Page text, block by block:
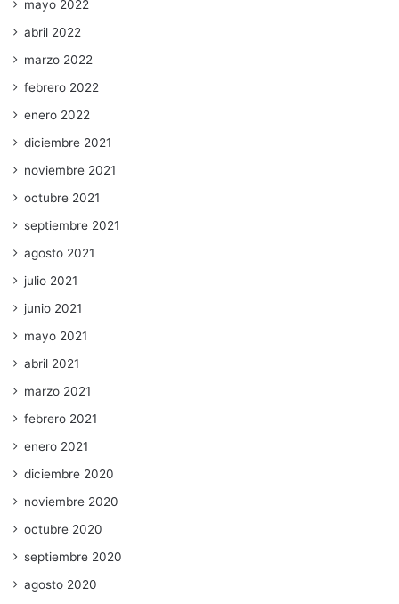
mayo 2022
abril 2022
marzo 2022
febrero 2022
enero 2022
diciembre 2021
noviembre 2021
octubre 2021
septiembre 2021
agosto 2021
julio 2021
junio 2021
mayo 2021
abril 2021
marzo 2021
febrero 2021
enero 2021
diciembre 2020
noviembre 2020
octubre 2020
septiembre 2020
agosto 2020